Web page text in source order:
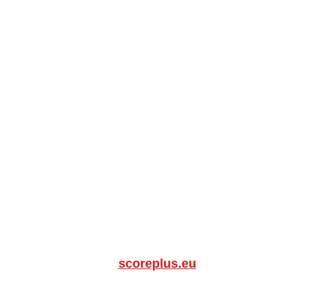
scoreplus.eu